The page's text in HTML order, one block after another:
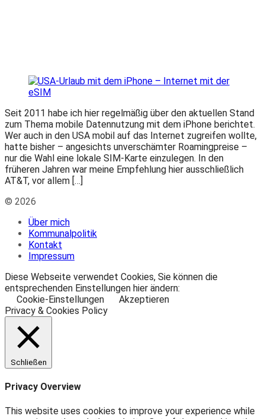
Seit 2011 habe ich hier regelmäßig über den aktuellen Stand
zum Thema mobile Datennutzung mit dem iPhone berichtet.
Wer auch in den USA mobil auf das Internet zugreifen wollte,
hatte bisher – angesichts unverschämter Roamingpreise –
nur die Wahl eine lokale SIM-Karte einzulegen. In den
früheren Jahren war meine Empfehlung hier ausschließlich
AT&T, vor allem […]
© 2026
Über mich
Kommunalpolitik
Kontakt
Impressum
Diese Webseite verwendet Cookies, Sie können die
entsprechenden Einstellungen hier ändern:
Cookie-Einstellungen
Akzeptieren
Privacy & Cookies Policy
Schließen
Privacy Overview
This website uses cookies to improve your experience while